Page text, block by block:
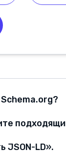
JSON-LD».